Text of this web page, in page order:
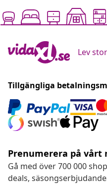
Lev
Tillgängliga
Prenumerera på vårt
Gå med över 700 000
deals,